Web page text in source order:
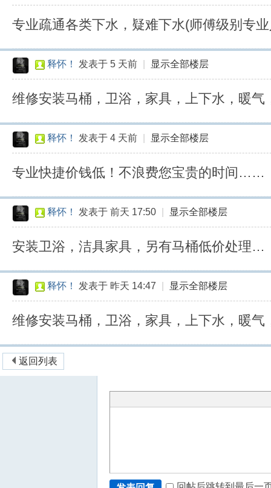
专业疏通各类下水，疑难下水(师傅级别专
释怀！ 发表于 5 天前 显示全部楼层
维修安装马桶，卫浴，家具，上下水，暖
释怀！ 发表于 4 天前 显示全部楼层
专业快捷价钱低！不浪费您宝贵的时间……
释怀！ 发表于 前天 17:50 显示全部楼层
安装卫浴，洁具家具，另有马桶低价处理…
释怀！ 发表于 昨天 14:47 显示全部楼层
维修安装马桶，卫浴，家具，上下水，暖
返回列表